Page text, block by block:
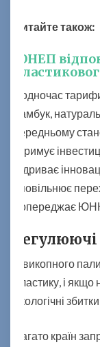
Читайте також:
ЮНЕП
Водночас
бамбук,
середньому
стримує
підриває
уповільнює
попереджає
З викопного
пластику, і
екологічні
Багато країн